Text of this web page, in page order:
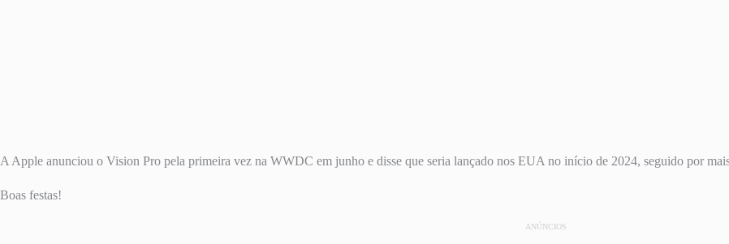
A Apple anunciou o Vision Pro pela primeira vez na WWDC em junho e disse que seria lançado nos EUA no início de 2024, seguido por
Boas festas!
ANÚNCIOS